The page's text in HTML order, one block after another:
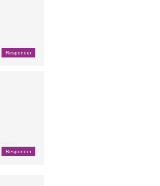
Responder
Responder